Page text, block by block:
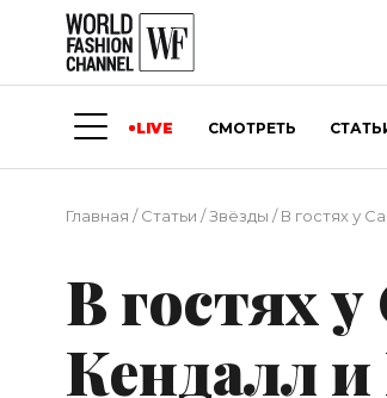
LIVE СМОТРЕТЬ
Главная /Статьи /Звёзды /В гостях у
В гостях
Кендалл